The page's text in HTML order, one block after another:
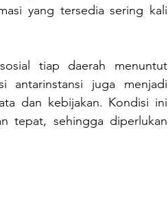
yang tersedia sering kali
antarinstansi juga menjadi
dan kebijakan. Kondisi ini
tepat, sehingga diperlukan